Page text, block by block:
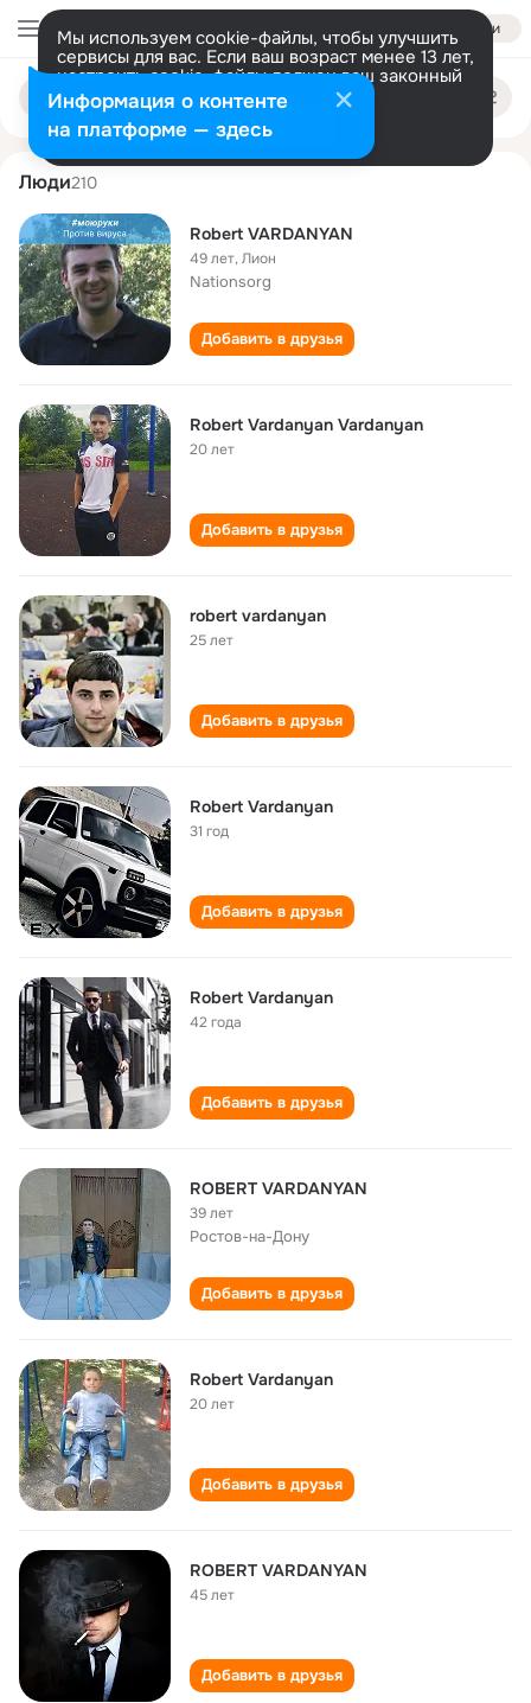
Войти
Мы используем cookie-файлы, чтобы улучшить
сервисы для вас. Если ваш возраст менее 13 лет,
настроить cookie-файлы должен ваш законный
представитель. Больше информации
Разрешить все Настроить
Поиск
людям
robert vardanyan
Люди210
Robert VARDANYAN
49 лет,Лион
Nationsorg
Добавить в друзья
Robert Vardanyan Vardanyan
20 лет
Добавить в друзья
robert vardanyan
25 лет
Добавить в друзья
Robert Vardanyan
31 год
Добавить в друзья
Robert Vardanyan
42 года
Добавить в друзья
ROBERT VARDANYAN
39 лет
Ростов-на-Дону
Добавить в друзья
Robert Vardanyan
20 лет
Добавить в друзья
ROBERT VARDANYAN
45 лет
Добавить в друзья
Информация о контенте
на платформе — здесь